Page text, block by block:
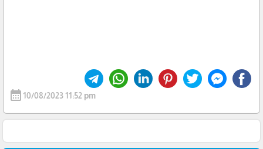
calendar_month 10/08/2023 11:52 pm